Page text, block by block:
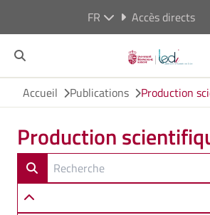
FR Accès directs
Accueil Publications Production
Production